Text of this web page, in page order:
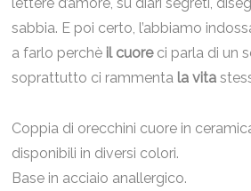
sabbia. E poi certo, l’abbiamo
a farlo perchè il cuoreci parla di un
soprattutto ci rammenta la vita
Coppia di orecchini cuore in
disponibili in diversi colori.
Base in acciaio anallergico.